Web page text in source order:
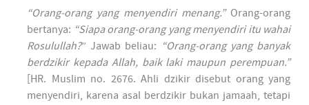
“Orang-orang yang menyendiri menang.”Orang-orang
bertanya: “Siapa orang-orang yang menyendiri itu wahai
Rosulullah?” Jawab beliau:
“Orang-orang yang banyak
berdzikir kepada Allah, baik laki maupun perempuan.”
[HR. Muslim no. 2676. Ahli dzikir disebut orang yang
menyendiri, karena asal berdzikir bukan jamaah, tetapi